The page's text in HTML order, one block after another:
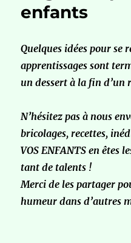
enfants
Quelques idées pour
apprentissages sont
un dessert à la fin d’un
N’hésitez pas à nous
bricolages, recettes,
VOS ENFANTS en êtes
tant de talents !
Merci de les partager
humeur dans d’autres